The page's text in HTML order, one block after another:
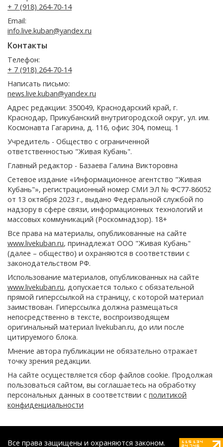
+ 7 (918) 264-70-14
Email:
info.live.kuban@yandex.ru
Контакты
Телефон:
+ 7 (918) 264-70-14
Написать письмо:
news.live.kuban@yandex.ru
Адрес редакции: 350049, Краснодарский край, г.
Краснодар, Прикубанский внутригородской округ, ул. им.
Космонавта Гагарина, д. 116, офис 304, помещ. 1
Учредитель - Общество с ограниченной
ответственностью "Живая Кубань".
Главный редактор - Базаева Галина Викторовна
Сетевое издание «Информационное агентство "Живая
Кубань"», регистрационный номер СМИ ЭЛ № ФС77-86052
от 13 октября 2023 г., выдано Федеральной службой по
надзору в сфере связи, информационных технологий и
массовых коммуникаций (Роскомнадзор). 18+
Все права на материалы, опубликованные на сайте
www.livekuban.ru, принадлежат ООО "Живая Кубань"
(далее – общество) и охраняются в соответствии с
законодательством РФ.
Использование материалов, опубликованных на сайте
www.livekuban.ru, допускается только с обязательной
прямой гиперссылкой на страницу, с которой материал
заимствован. Гиперссылка должна размещаться
непосредственно в тексте, воспроизводящем
оригинальный материал livekuban.ru, до или после
цитируемого блока.
Мнение автора публикации не обязательно отражает
точку зрения редакции.
На сайте осуществляется сбор файлов cookie. Продолжая
пользоваться сайтом, вы соглашаетесь на обработку
персональных данных в соответствии с политикой
конфиденциальности
Все права защищены и охраняются законом.